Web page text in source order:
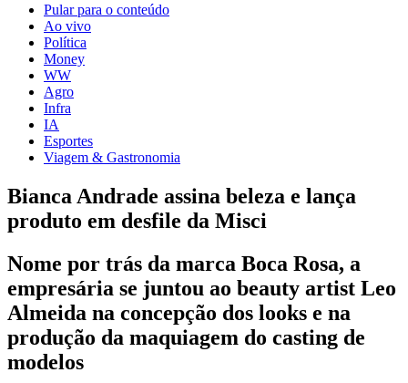
Pular para o conteúdo
Ao vivo
Política
Money
WW
Agro
Infra
IA
Esportes
Viagem & Gastronomia
Bianca Andrade assina beleza e lança
produto em desfile da Misci
Nome por trás da marca Boca Rosa, a
empresária se juntou ao beauty artist Leo
Almeida na concepção dos looks e na
produção da maquiagem do casting de
modelos